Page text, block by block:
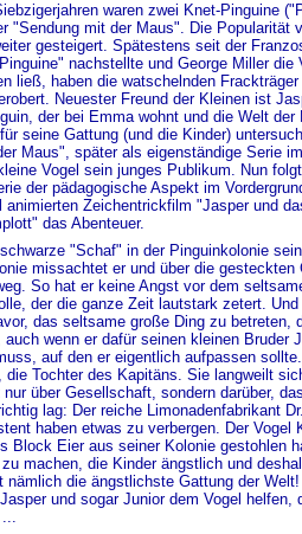
waren zwei Knet-Pinguine
"Sendung mit der Maus". Die Popularität
gesteigert. Spätestens seit der
nachstellte und George Miller die
ließ, haben die watschelnden Frackträger
Neuester Freund der Kleinen ist
der bei Emma wohnt und die Welt der
seine Gattung (und die Kinder)
Maus", später als eigenständige Serie
Vogel sein junges Publikum. Nun
der pädagogische Aspekt im
animierten Zeichentrickfilm "Jasper und
das Abenteuer.
"Schaf" in der Pinguinkolonie
missachtet er und über die gesteckten
So hat er keine Angst vor dem
der die ganze Zeit lautstark zetert.
das seltsame große Ding zu betreten,
auch wenn er dafür seinen kleinen Bruder
auf den er eigentlich aufpassen
die Tochter des Kapitäns. Sie langweilt
über Gesellschaft, sondern darüber,
lag: Der reiche Limonadenfabrikant
haben etwas zu verbergen. Der Vogel
Block Eier aus seiner Kolonie gestohlen
machen, die Kinder ängstlich und
nämlich die ängstlichste Gattung der
und sogar Junior dem Vogel helfen,